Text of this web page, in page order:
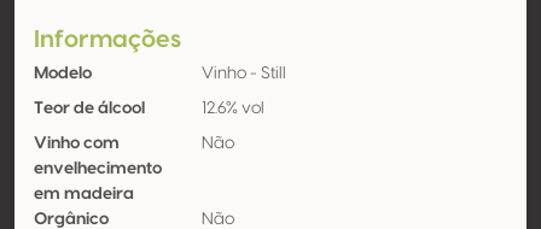
Informações
Modelo Vinho - Still
Teor de álcool 12.6% vol
Vinho com
envelhecimento
em madeira
Não
Orgânico Não